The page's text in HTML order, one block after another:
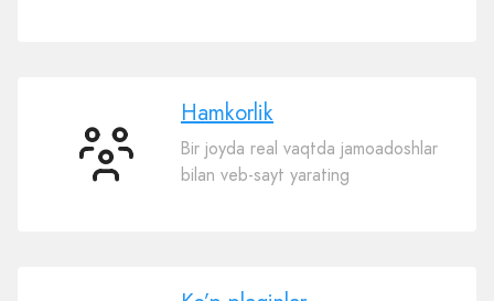
Hamkorlik
Hamkorlik
Bir joyda real vaqtda jamoadoshlar
bilan veb-sayt yarating